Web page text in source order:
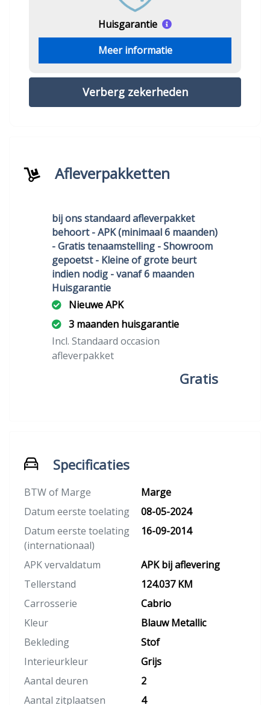
Huisgarantie
Meer informatie
Verberg zekerheden
Afleverpakketten
bij ons standaard afleverpakket
behoort - APK (minimaal 6 maanden)
- Gratis tenaamstelling - Showroom
gepoetst - Kleine of grote beurt
indien nodig - vanaf 6 maanden
Huisgarantie
Nieuwe APK
3 maanden huisgarantie
Incl. Standaard occasion
afleverpakket
Gratis
Specificaties
BTW of Marge
Marge
Datum eerste toelating
08-05-2024
Datum eerste toelating
(internationaal)
16-09-2014
APK vervaldatum
APK bij aflevering
Tellerstand
124.037 KM
Carrosserie
Cabrio
Kleur
Blauw Metallic
Bekleding
Stof
Interieurkleur
Grijs
Aantal deuren
2
Aantal zitplaatsen
4